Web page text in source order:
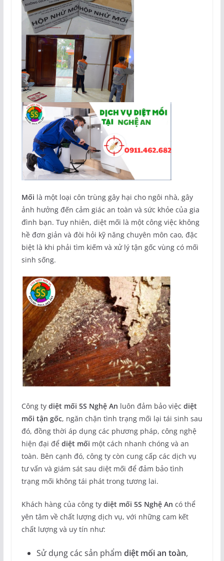
Mối là một loại côn trùng gây hại cho ngôi nhà, gây
ảnh hưởng đến cảm giác an toàn và sức khỏe của gia
đình bạn. Tuy nhiên, diệt mối là một công việc không
hề đơn giản và đòi hỏi kỹ năng chuyên môn cao, đặc
biệt là khi phải tìm kiếm và xử lý tận gốc vùng có mối
sinh sống.
Công ty diệt mối 5S Nghệ An luôn đảm bảo việc diệt
mối tận gốc, ngăn chặn tình trạng mối lại tái sinh sau
đó, đồng thời áp dụng các phương pháp, công nghệ
hiện đại để diệt mối một cách nhanh chóng và an
toàn. Bên cạnh đó, công ty còn cung cấp các dịch vụ
tư vấn và giám sát sau diệt mối để đảm bảo tình
trạng mối không tái phát trong tương lai.
Khách hàng của công ty diệt mối 5S Nghệ An có thể
yên tâm về chất lượng dịch vụ, với những cam kết
chất lượng và uy tín như:
Sử dụng các sản phẩm diệt mối an toàn,